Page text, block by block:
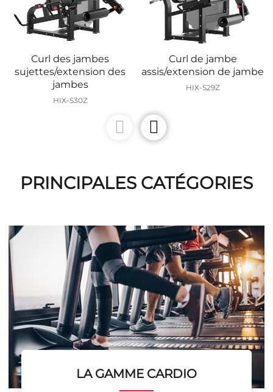
Curl des jambes
sujettes/extension des
jambes
HIX-S30Z
Curl de jambe
assis/extension de jambe
HIX-S29Z
PRINCIPALES CATÉGORIES
LA GAMME CARDIO